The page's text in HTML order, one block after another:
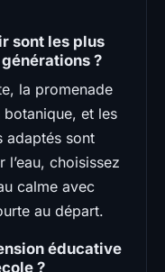
sont les plus
?
la promenade
et les
adaptés sont
l’eau, choisissez
calme avec
au départ.
éducative
?